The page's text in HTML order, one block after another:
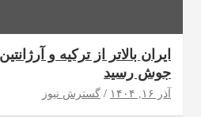
ایران بالاتر از ترکیه و
جوش رسید
آذر ۱۶, ۱۴۰۴ گسترش نیوز